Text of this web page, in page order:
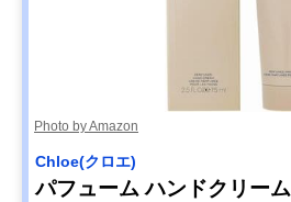
Photo by Amazon
Chloe(クロエ)
パフューム ハンドクリーム